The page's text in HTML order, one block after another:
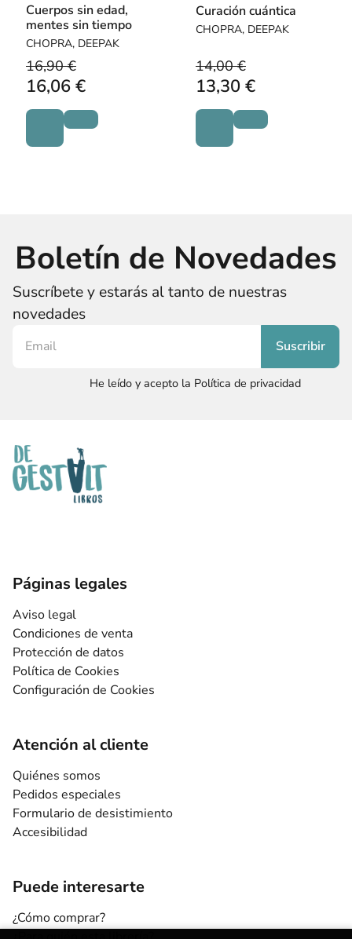
Cuerpos sin edad,
mentes sin tiempo
CHOPRA, DEEPAK
16,90 €
16,06 €
Curación cuántica
CHOPRA, DEEPAK
14,00 €
13,30 €
Boletín de Novedades
Suscríbete y estarás al tanto de nuestras
novedades
He leído y acepto la Política de privacidad
Páginas legales
Aviso legal
Condiciones de venta
Protección de datos
Política de Cookies
Configuración de Cookies
Atención al cliente
Quiénes somos
Pedidos especiales
Formulario de desistimiento
Accesibilidad
Puede interesarte
¿Cómo comprar?